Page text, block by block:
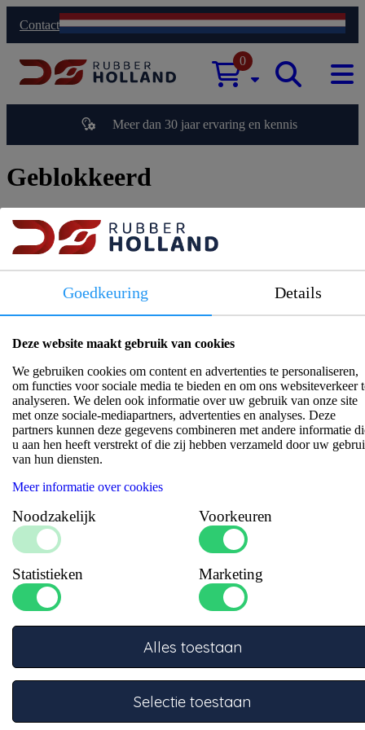
Contact
0
Meer dan 30 jaar ervaring en kennis
Geblokkeerd
Uw klantaccount is geblokkeerd, u kunt derhalve geen bestellingen
plaatsen. Neemt u a.u.b. contactop met DG Rubber Holland BV
Excuses voor het ongemak.
DG Rubber Holland BV
Melkrijder 14
3861 SG Nijkerk
info@dgrubberholland.nl
Bekabeling
Elektra
Fitwerk
Klemmen
PVC en Rubber
DG Rubber Holland
Goedkeuring Details
Deze website maakt gebruik van cookies
We gebruiken cookies om content en advertenties te personaliseren,
om functies voor sociale media te bieden en om ons websiteverkeer
analyseren. We delen ook informatie over uw gebruik van onze site
met onze sociale-mediapartners, advertenties en analyses. Deze
partners kunnen deze gegevens combineren met andere informatie
u aan hen heeft verstrekt of die zij hebben verzameld door uw
van hun diensten.
Meer informatie over cookies
Noodzakelijk Voorkeuren
Statistieken Marketing
Selectie toestaan
Alles toestaan